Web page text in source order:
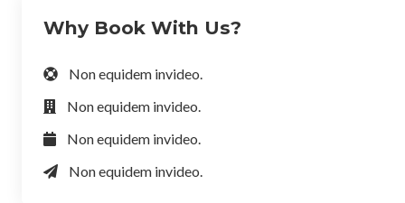
Why Book With Us?
Non equidem invideo.
Non equidem invideo.
Non equidem invideo.
Non equidem invideo.